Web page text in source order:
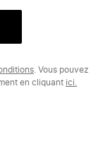
. Vous pouvez
en cliquant ici.